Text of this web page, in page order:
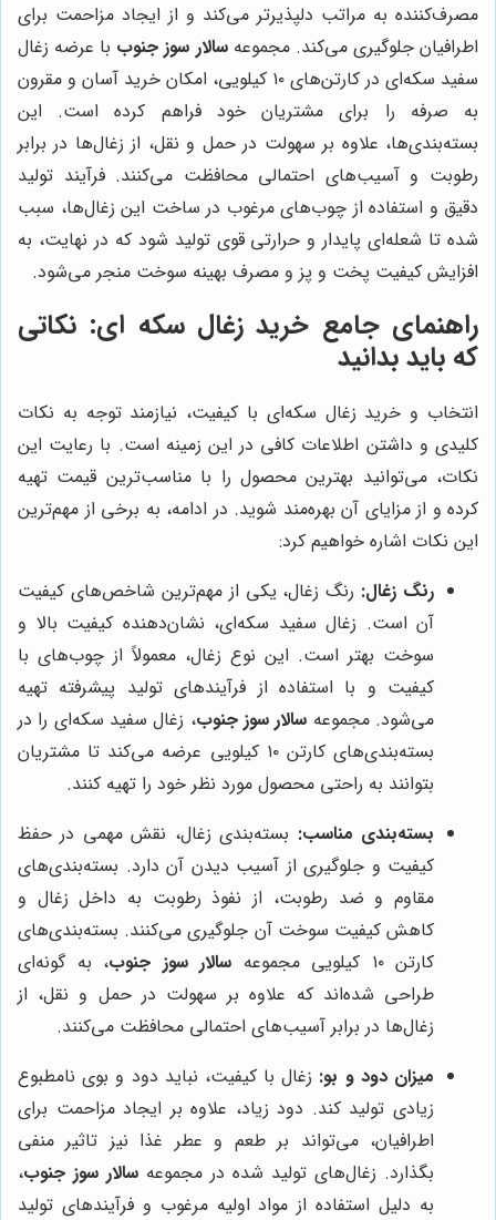
مصرف‌کننده به مراتب دلپذیرتر می‌کند و از ایجاد مزاحمت برای
اطرافیان جلوگیری می‌کند. مجموعهسالار سوز جنوب با عرضه زغال
سفید سکه‌ای در کارتن‌های ۱۰ کیلویی، امکان خرید آسان و مقرون
به صرفه را برای مشتریان خود فراهم کرده است. این
بسته‌بندی‌ها، علاوه بر سهولت در حمل و نقل، از زغال‌ها در برابر
رطوبت و آسیب‌های احتمالی محافظت می‌کنند. فرآیند تولید
دقیق و استفاده از چوب‌های مرغوب در ساخت این زغال‌ها، سبب
شده تا شعله‌ای پایدار و حرارتی قوی تولید شود که در نهایت، به
افزایش کیفیت پخت و پز و مصرف بهینه سوخت منجر می‌شود.
راهنمای جامع خرید زغال سکه ای: نکاتی
که باید بدانید
انتخاب و خرید زغال سکه‌ای با کیفیت، نیازمند توجه به نکات
کلیدی و داشتن اطلاعات کافی در این زمینه است. با رعایت این
نکات، می‌توانید بهترین محصول را با مناسب‌ترین قیمت تهیه
کرده و از مزایای آن بهره‌مند شوید. در ادامه، به برخی از مهم‌ترین
این نکات اشاره خواهیم کرد:
رنگ زغال: رنگ زغال، یکی از مهم‌ترین شاخص‌های کیفیت
آن است. زغال سفید سکه‌ای، نشان‌دهنده کیفیت بالا و
سوخت بهتر است. این نوع زغال، معمولاً از چوب‌های با
کیفیت و با استفاده از فرآیندهای تولید پیشرفته تهیه
می‌شود. مجموعه سالار سوز جنوب، زغال سفید سکه‌ای را در
بسته‌بندی‌های کارتن ۱۰ کیلویی عرضه می‌کند تا مشتریان
بتوانند به راحتی محصول مورد نظر خود را تهیه کنند.
بسته‌بندی مناسب: بسته‌بندی زغال، نقش مهمی در حفظ
کیفیت و جلوگیری از آسیب دیدن آن دارد. بسته‌بندی‌های
مقاوم و ضد رطوبت، از نفوذ رطوبت به داخل زغال و
کاهش کیفیت سوخت آن جلوگیری می‌کنند. بسته‌بندی‌های
کارتن ۱۰ کیلویی مجموعه
سالار سوز جنوب، به گونه‌ای
طراحی شده‌اند که علاوه بر سهولت در حمل و نقل، از
زغال‌ها در برابر آسیب‌های احتمالی محافظت می‌کنند.
میزان دود و بو: زغال با کیفیت، نباید دود و بوی نامطبوع
زیادی تولید کند. دود زیاد، علاوه بر ایجاد مزاحمت برای
اطرافیان، می‌تواند بر طعم و عطر غذا نیز تاثیر منفی
بگذارد. زغال‌های تولید شده در مجموعه سالار سوز جنوب،
به دلیل استفاده از مواد اولیه مرغوب و فرآیندهای تولید